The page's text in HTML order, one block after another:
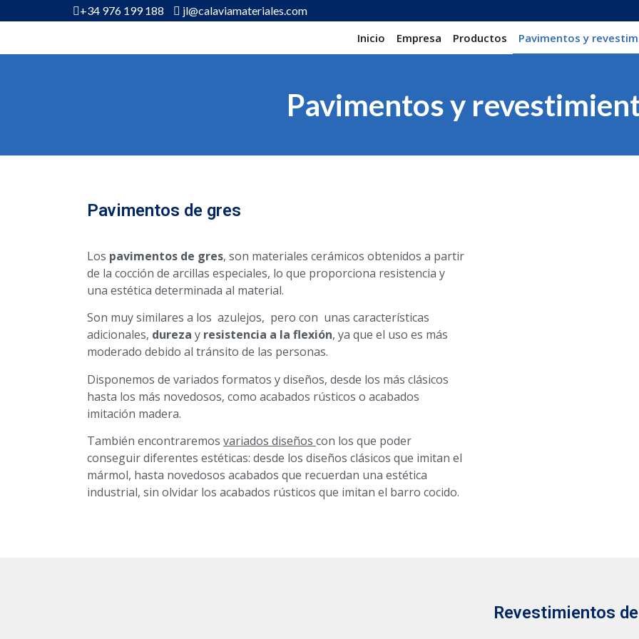
+34 976 199 188 jl@calaviamateriales.com
Inicio Empresa Productos Pavimentos y
Pavimentos y
Pavimentos de gres
Los pavimentos de gres, son materiales cerámicos obtenidos a partir
de la cocción de arcillas especiales, lo que proporciona resistencia y
una estética determinada al material.
Son muy similares a los azulejos, pero con unas características
adicionales, dureza y resistencia a la flexión, ya que el uso es más
moderado debido al tránsito de las personas.
Disponemos de variados formatos y diseños, desde los más clásicos
hasta los más novedosos, como acabados rústicos o acabados
imitación madera.
También encontraremos variados diseños con los que poder
conseguir diferentes estéticas: desde los diseños clásicos que imitan el
mármol, hasta novedosos acabados que recuerdan una estética
industrial, sin olvidar los acabados rústicos que imitan el barro cocido.
Revestimientos